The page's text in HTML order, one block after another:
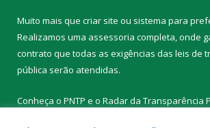
Muito mais que criar site ou sistema para
Realizamos uma assessoria completa, onde
contrato que todas as exigências das leis de
pública serão atendidas.
Conheça o PNTP e o Radar da Transparência